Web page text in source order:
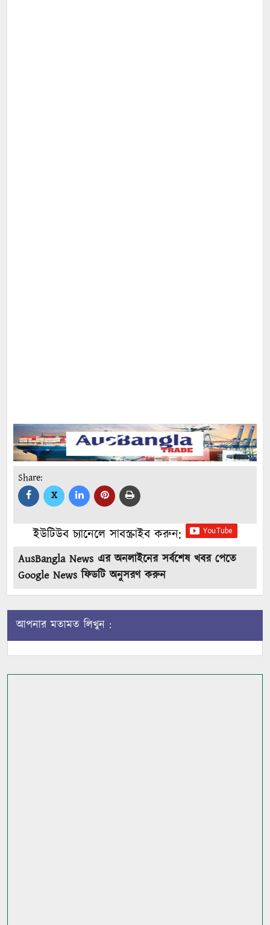
Share:
X
ইউটিউব চ্যানেলে সাবস্ক্রাইব করুন:
AusBangla News এর অনলাইনের সর্বশেষ খবর পেতে
Google News ফিডটি অনুসরণ করুন
আপনার মতামত লিখুন :